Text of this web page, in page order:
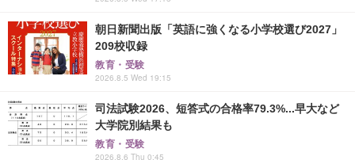
朝日新聞出版「英語に強くなる小学校選び2027」
209校収録
教育・受験
2026.8.5 Wed 19:15
司法試験2026、短答式の合格率79.3%...早大など
大学院別結果も
教育・受験
2026.8.6 Thu 0:45